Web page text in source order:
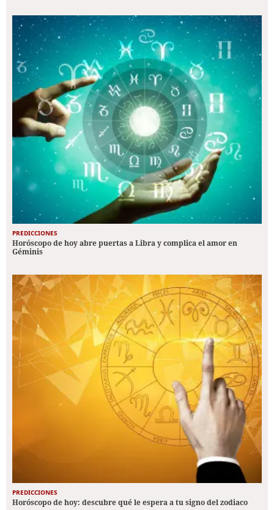
PREDICCIONES
Horóscopo de hoy abre puertas a Libra y complica el amor en
Géminis
PREDICCIONES
Horóscopo de hoy: descubre qué le espera a tu signo del zodiaco